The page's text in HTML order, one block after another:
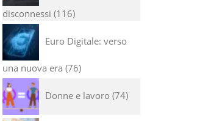
disconnessi 116
Euro Digitale: verso
una nuova era 76
Donne e lavoro 74